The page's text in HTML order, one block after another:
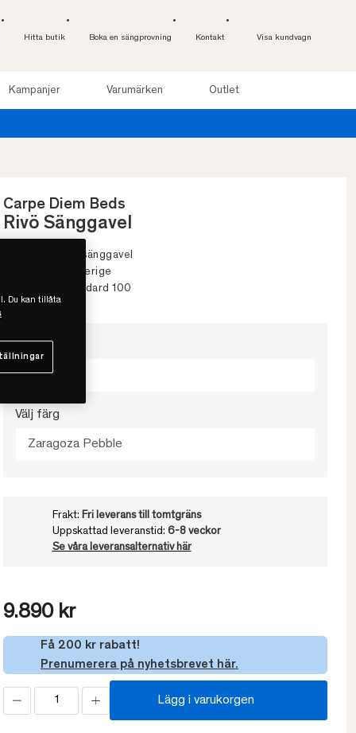
Hitta butik Boka en sängprovning Kontakt Visa kundvagn
Kampanjer Varumärken Outlet
Carpe Diem Beds
Rivö Sänggavel
• Stoppad, slät sänggavel
• Handgjord i Sverige
• Oeko-Tex standard 100
Välj storlek
90x120
Välj färg
Zaragoza Pebble
Frakt: Fri leverans till tomtgräns
Uppskattad leveranstid: 6-8 veckor
Se våra leveransalternativ här
9.890 kr
Få 200 kr rabatt!
Prenumerera på nyhetsbrevet här.
Lägg i varukorgen
Du kan tillåta